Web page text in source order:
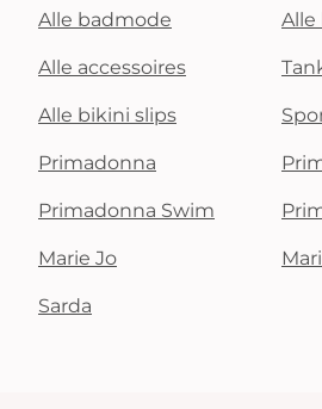
Alle badmode
Alle accessoires
Alle bikini slips
Primadonna
Primadonna Swim
Marie Jo
Sarda